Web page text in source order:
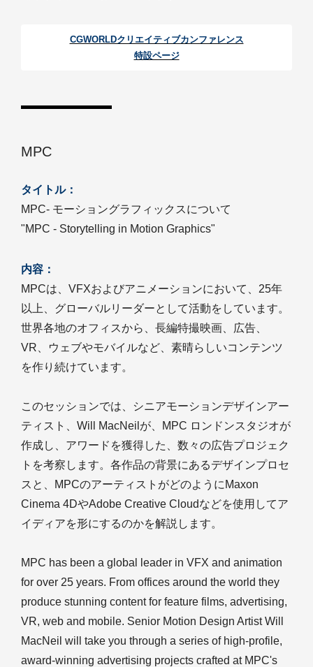
CGWORLDクリエイティブカンファレンス
特設ページ︎
MPC
タイトル：
MPC- モーショングラフィックスについて
"MPC - Storytelling in Motion Graphics"
内容：
MPCは、VFXおよびアニメーションにおいて、25年
以上、グローバルリーダーとして活動をしています。
世界各地のオフィスから、長編特撮映画、広告、
VR、ウェブやモバイルなど、素晴らしいコンテンツ
を作り続けています。
このセッションでは、シニアモーションデザインアー
ティスト、Will MacNeilが、MPC ロンドンスタジオが
作成し、アワードを獲得した、数々の広告プロジェク
トを考察します。各作品の背景にあるデザインプロセ
スと、MPCのアーティストがどのようにMaxon
Cinema 4DやAdobe Creative Cloudなどを使用してア
イディアを形にするのかを解説します。
MPC has been a global leader in VFX and animation
for over 25 years. From offices around the world they
produce stunning content for feature films, advertising,
VR, web and mobile. Senior Motion Design Artist Will
MacNeil will take you through a series of high-profile,
award-winning advertising projects crafted at MPC's